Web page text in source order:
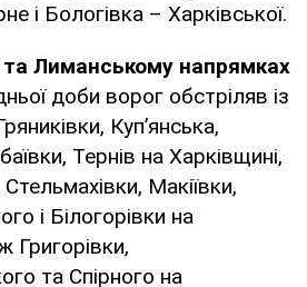
і Бологівка – Харківської.
та Лиманському напрямках
доби ворог обстріляв із
Куп’янська,
Тернів на Харківщині,
Макіївки,
і Білогорівки на
Григорівки,
та Спірного на